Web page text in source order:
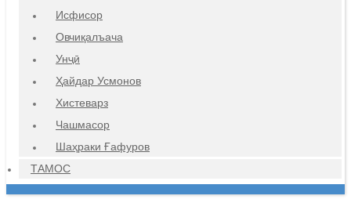
Исфисор
Овчиқалъача
Унҷӣ
Ҳайдар Усмонов
Хистеварз
Чашмасор
Шаҳраки Ғафуров
ТАМОС